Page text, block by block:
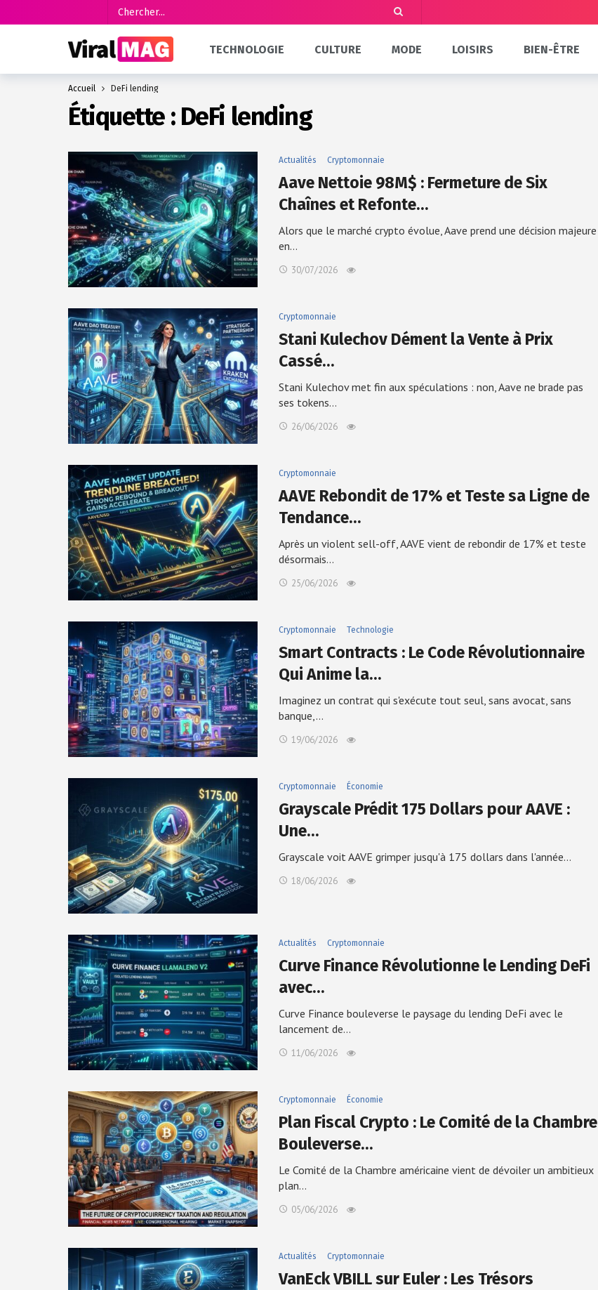
TECHNOLOGIE CULTURE MODE LOISIRS BIEN-ÊTRE
Accueil DeFi lending
Étiquette : DeFi lending
Actualités Cryptomonnaie
Aave Nettoie 98M$ : Fermeture de Six
Chaînes et Refonte…
Alors que le marché crypto évolue, Aave prend une décision majeure
en…
30/07/2026
Cryptomonnaie
Stani Kulechov Dément la Vente à Prix
Cassé…
Stani Kulechov met fin aux spéculations : non, Aave ne brade pas
ses tokens…
26/06/2026
Cryptomonnaie
AAVE Rebondit de 17% et Teste sa Ligne de
Tendance…
Après un violent sell-off, AAVE vient de rebondir de 17% et teste
désormais…
25/06/2026
Cryptomonnaie Technologie
Smart Contracts : Le Code Révolutionnaire
Qui Anime la…
Imaginez un contrat qui s'exécute tout seul, sans avocat, sans
banque,…
19/06/2026
Cryptomonnaie Économie
Grayscale Prédit 175 Dollars pour AAVE :
Une…
Grayscale voit AAVE grimper jusqu'à 175 dollars dans l'année…
18/06/2026
Actualités Cryptomonnaie
Curve Finance Révolutionne le Lending DeFi
avec…
Curve Finance bouleverse le paysage du lending DeFi avec le
lancement de…
11/06/2026
Cryptomonnaie Économie
Plan Fiscal Crypto : Le Comité de la Chambre
Bouleverse…
Le Comité de la Chambre américaine vient de dévoiler un ambitieux
plan…
05/06/2026
Actualités Cryptomonnaie
VanEck VBILL sur Euler : Les Trésors